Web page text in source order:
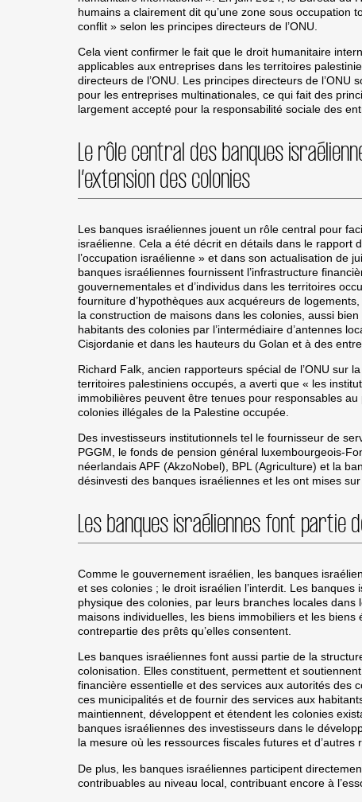
humains a clairement dit qu’une zone sous occupation
conflit » selon les principes directeurs de l’ONU.
Cela vient confirmer le fait que le droit humanitaire
applicables aux entreprises dans les territoires
directeurs de l’ONU. Les principes directeurs de l’ONU
pour les entreprises multinationales, ce qui fait des
largement accepté pour la responsabilité sociale des
Le rôle central des banques
l’extension des colonies
Les banques israéliennes jouent un rôle central pour
israélienne. Cela a été décrit en détails dans le rapport
l’occupation israélienne » et dans son actualisation de
banques israéliennes fournissent l’infrastructure
gouvernementales et d’individus dans les territoires
fourniture d’hypothèques aux acquéreurs de
la construction de maisons dans les colonies, aussi
habitants des colonies par l’intermédiaire d’antennes
Cisjordanie et dans les hauteurs du Golan et à des
Richard Falk, ancien rapporteurs spécial de l’ONU sur
territoires palestiniens occupés, a averti que « les
immobilières peuvent être tenues pour responsables
colonies illégales de la Palestine occupée.
Des investisseurs institutionnels tel le fournisseur de
PGGM, le fonds de pension général luxembourgeois-
néerlandais APF (AkzoNobel), BPL (Agriculture) et la
désinvesti des banques israéliennes et les ont mises sur
Les banques israéliennes font partie
Comme le gouvernement israélien, les banques
et ses colonies ; le droit israélien l’interdit. Les
physique des colonies, par leurs branches locales
maisons individuelles, les biens immobiliers et les biens
contrepartie des prêts qu’elles consentent.
Les banques israéliennes font aussi partie de la
colonisation. Elles constituent, permettent et
financière essentielle et des services aux autorités des
ces municipalités et de fournir des services aux
maintiennent, développent et étendent les colonies
banques israéliennes des investisseurs dans le
la mesure où les ressources fiscales futures et
De plus, les banques israéliennes participent
contribuables au niveau local, contribuant encore à